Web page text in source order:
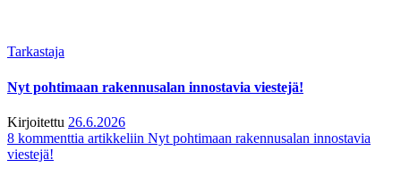
Tarkastaja
Nyt pohtimaan rakennusalan innostavia viestejä!
Kirjoitettu 26.6.2026
8 kommenttia artikkeliin Nyt pohtimaan rakennusalan innostavia
viestejä!